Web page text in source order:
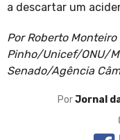
a descartar um
Por Roberto Monteiro
Pinho/Unicef/ONU/
Senado/Agência
PorJornal